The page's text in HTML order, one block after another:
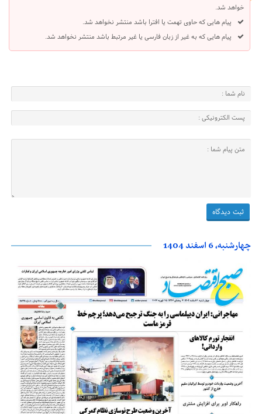
خواهد شد.
پیام هایی که حاوی تهمت یا افترا باشد منتشر نخواهد شد.
پیام هایی که به غیر از زبان فارسی یا غیر مرتبط باشد منتشر نخواهد شد.
چهارشنبه، 6 اسفند 1404